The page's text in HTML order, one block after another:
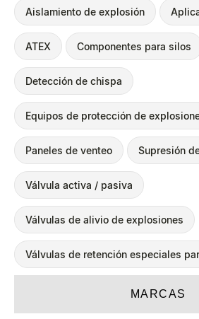
MARCAS
Aislamiento de explosión
ATEX Componentes para silos
Detección de chispa
Equipos de protección de
Paneles de venteo Supresión
Válvula activa / pasiva
Válvulas de alivio de explosiones
Válvulas de retención especiales